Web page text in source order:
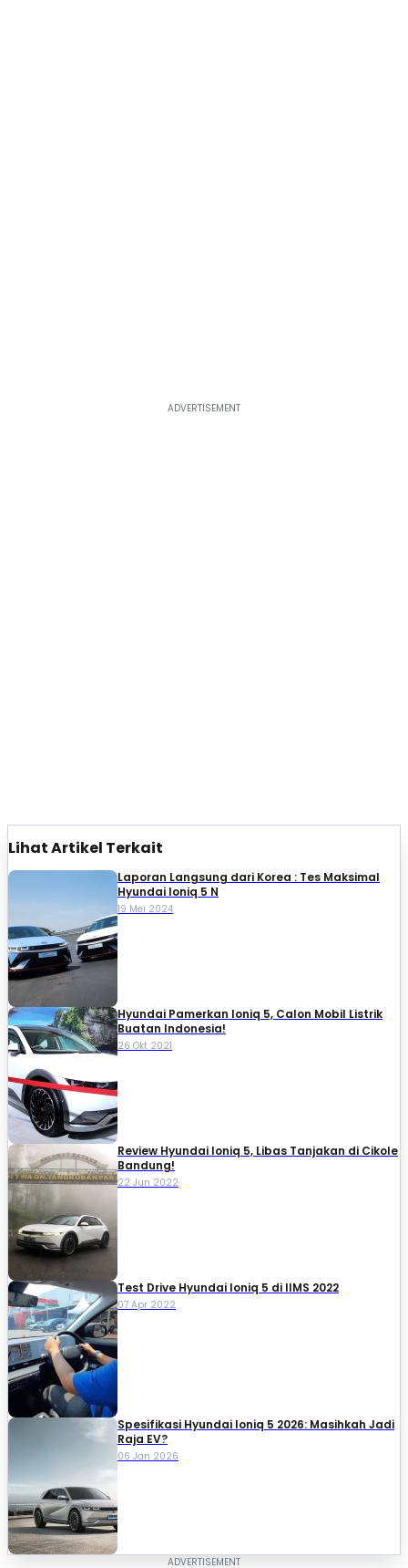
Lihat Artikel Terkait
Laporan Langsung dari Korea : Tes Maksimal
Hyundai Ioniq 5 N
19 Mei 2024
Hyundai Pamerkan Ioniq 5, Calon Mobil Listrik
Buatan Indonesia!
26 Okt 2021
Review Hyundai Ioniq 5, Libas Tanjakan di Cikole
Bandung!
22 Jun 2022
Test Drive Hyundai Ioniq 5 di IIMS 2022
07 Apr 2022
Spesifikasi Hyundai Ioniq 5 2026: Masihkah Jadi
Raja EV?
06 Jan 2026